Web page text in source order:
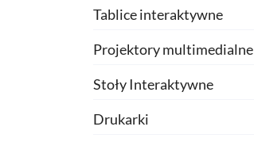
Tablice interaktywne
Projektory multimedialne
Stoły Interaktywne
Drukarki